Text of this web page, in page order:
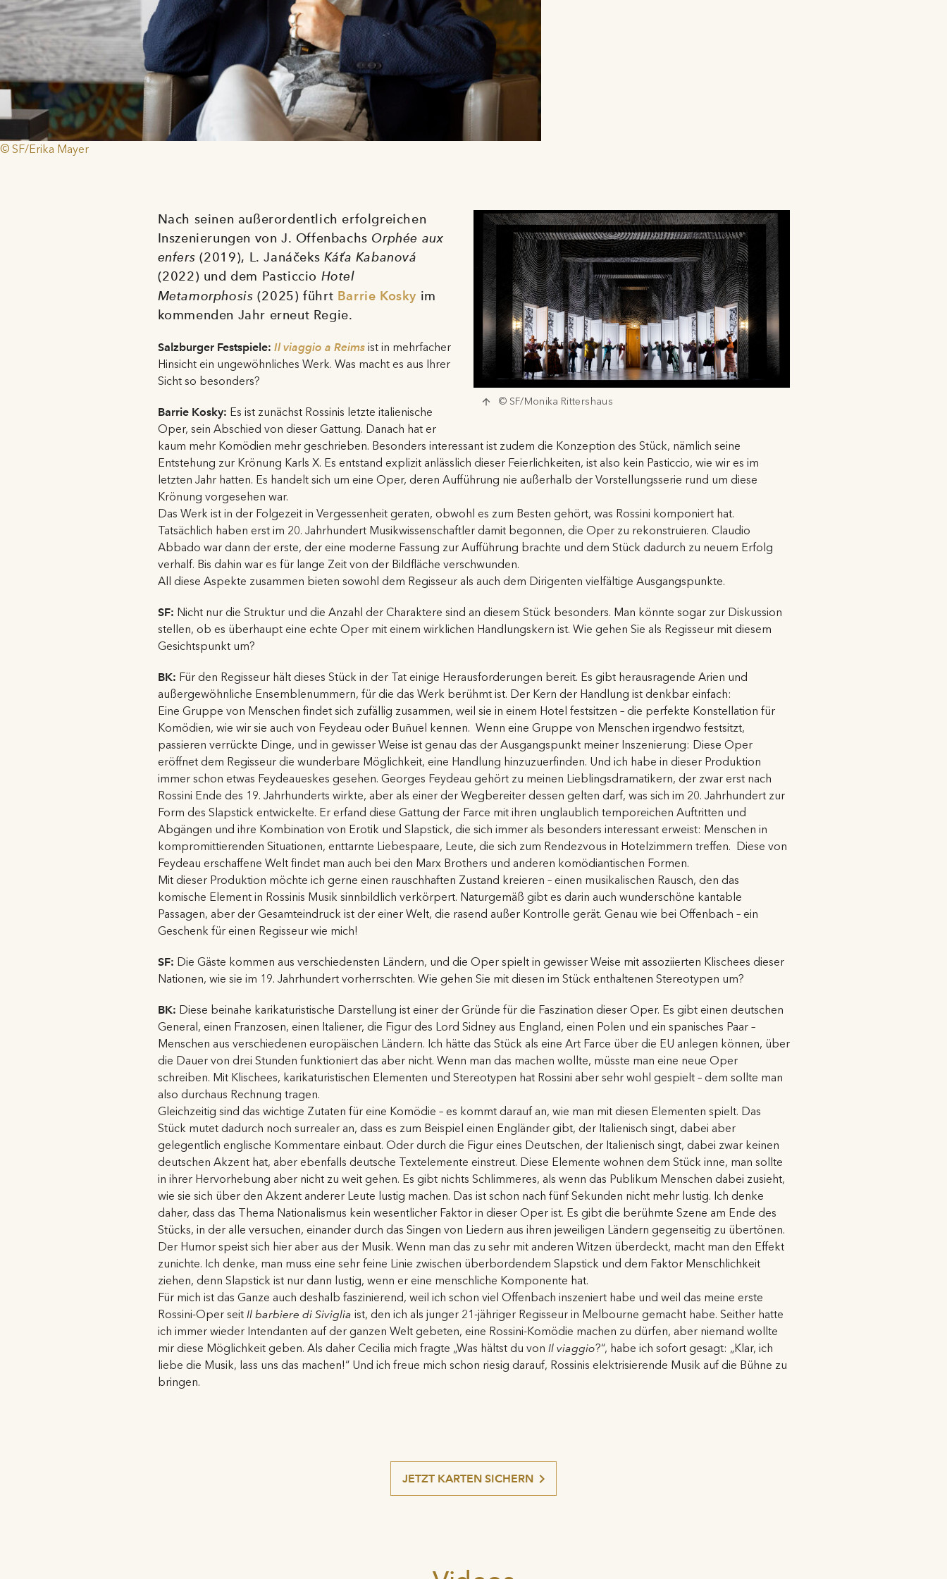
© SF/Erika Mayer
© SF/Monika Rittershaus
Nach seinen außerordentlich erfolgreichen
Inszenierungen von J. Offenbachs Orphée aux
enfers (2019), L. Janáčeks Káťa Kabanová
(2022) und dem Pasticcio Hotel
Metamorphosis (2025) führt Barrie Kosky im
kommenden Jahr erneut Regie.
Salzburger Festspiele: Il viaggio a Reimsist in mehrfacher
Hinsicht ein ungewöhnliches Werk. Was macht es aus Ihrer
Sicht so besonders?
Barrie Kosky: Es ist zunächst Rossinis letzte italienische
Oper, sein Abschied von dieser Gattung. Danach hat er
kaum mehr Komödien mehr geschrieben. Besonders interessant ist zudem die Konzeption des Stück, nämlich seine
Entstehung zur Krönung Karls X. Es entstand explizit anlässlich dieser Feierlichkeiten, ist also kein Pasticcio, wie wir es im
letzten Jahr hatten. Es handelt sich um eine Oper, deren Aufführung nie außerhalb der Vorstellungsserie rund um diese
Krönung vorgesehen war.
Das Werk ist in der Folgezeit in Vergessenheit geraten, obwohl es zum Besten gehört, was Rossini komponiert hat.
Tatsächlich haben erst im 20. Jahrhundert Musikwissenschaftler damit begonnen, die Oper zu rekonstruieren. Claudio
Abbado war dann der erste, der eine moderne Fassung zur Aufführung brachte und dem Stück dadurch zu neuem Erfolg
verhalf. Bis dahin war es für lange Zeit von der Bildfläche verschwunden.
All diese Aspekte zusammen bieten sowohl dem Regisseur als auch dem Dirigenten vielfältige Ausgangspunkte.
SF: Nicht nur die Struktur und die Anzahl der Charaktere sind an diesem Stück besonders. Man könnte sogar zur Diskussion
stellen, ob es überhaupt eine echte Oper mit einem wirklichen Handlungskern ist. Wie gehen Sie als Regisseur mit diesem
Gesichtspunkt um?
BK: Für den Regisseur hält dieses Stück in der Tat einige Herausforderungen bereit. Es gibt herausragende Arien und
außergewöhnliche Ensemblenummern, für die das Werk berühmt ist. Der Kern der Handlung ist denkbar einfach:
Eine Gruppe von Menschen findet sich zufällig zusammen, weil sie in einem Hotel festsitzen – die perfekte Konstellation für
Komödien, wie wir sie auch von Feydeau oder Buñuel kennen. Wenn eine Gruppe von Menschen irgendwo festsitzt,
passieren verrückte Dinge, und in gewisser Weise ist genau das der Ausgangspunkt meiner Inszenierung: Diese Oper
eröffnet dem Regisseur die wunderbare Möglichkeit, eine Handlung hinzuzuerfinden. Und ich habe in dieser Produktion
immer schon etwas Feydeaueskes gesehen. Georges Feydeau gehört zu meinen Lieblingsdramatikern, der zwar erst nach
Rossini Ende des 19. Jahrhunderts wirkte, aber als einer der Wegbereiter dessen gelten darf, was sich im 20. Jahrhundert zur
Form des Slapstick entwickelte. Er erfand diese Gattung der Farce mit ihren unglaublich temporeichen Auftritten und
Abgängen und ihre Kombination von Erotik und Slapstick, die sich immer als besonders interessant erweist: Menschen in
kompromittierenden Situationen, enttarnte Liebespaare, Leute, die sich zum Rendezvous in Hotelzimmern treffen. Diese von
Feydeau erschaffene Welt findet man auch bei den Marx Brothers und anderen komödiantischen Formen.
Mit dieser Produktion möchte ich gerne einen rauschhaften Zustand kreieren – einen musikalischen Rausch, den das
komische Element in Rossinis Musik sinnbildlich verkörpert. Naturgemäß gibt es darin auch wunderschöne kantable
Passagen, aber der Gesamteindruck ist der einer Welt, die rasend außer Kontrolle gerät. Genau wie bei Offenbach – ein
Geschenk für einen Regisseur wie mich!
SF: Die Gäste kommen aus verschiedensten Ländern, und die Oper spielt in gewisser Weise mit assoziierten Klischees dieser
Nationen, wie sie im 19. Jahrhundert vorherrschten. Wie gehen Sie mit diesen im Stück enthaltenen Stereotypen um?
BK: Diese beinahe karikaturistische Darstellung ist einer der Gründe für die Faszination dieser Oper. Es gibt einen deutschen
General, einen Franzosen, einen Italiener, die Figur des Lord Sidney aus England, einen Polen und ein spanisches Paar –
Menschen aus verschiedenen europäischen Ländern. Ich hätte das Stück als eine Art Farce über die EU anlegen können, über
die Dauer von drei Stunden funktioniert das aber nicht. Wenn man das machen wollte, müsste man eine neue Oper
schreiben. Mit Klischees, karikaturistischen Elementen und Stereotypen hat Rossini aber sehr wohl gespielt – dem sollte man
also durchaus Rechnung tragen.
Gleichzeitig sind das wichtige Zutaten für eine Komödie – es kommt darauf an, wie man mit diesen Elementen spielt. Das
Stück mutet dadurch noch surrealer an, dass es zum Beispiel einen Engländer gibt, der Italienisch singt, dabei aber
gelegentlich englische Kommentare einbaut. Oder durch die Figur eines Deutschen, der Italienisch singt, dabei zwar keinen
deutschen Akzent hat, aber ebenfalls deutsche Textelemente einstreut. Diese Elemente wohnen dem Stück inne, man sollte
in ihrer Hervorhebung aber nicht zu weit gehen. Es gibt nichts Schlimmeres, als wenn das Publikum Menschen dabei zusieht,
wie sie sich über den Akzent anderer Leute lustig machen. Das ist schon nach fünf Sekunden nicht mehr lustig. Ich denke
daher, dass das Thema Nationalismus kein wesentlicher Faktor in dieser Oper ist. Es gibt die berühmte Szene am Ende des
Stücks, in der alle versuchen, einander durch das Singen von Liedern aus ihren jeweiligen Ländern gegenseitig zu übertönen.
Der Humor speist sich hier aber aus der Musik. Wenn man das zu sehr mit anderen Witzen überdeckt, macht man den Effekt
zunichte. Ich denke, man muss eine sehr feine Linie zwischen überbordendem Slapstick und dem Faktor Menschlichkeit
ziehen, denn Slapstick ist nur dann lustig, wenn er eine menschliche Komponente hat.
Für mich ist das Ganze auch deshalb faszinierend, weil ich schon viel Offenbach inszeniert habe und weil das meine erste
Rossini-Oper seit Il barbiere di Siviglia ist, den ich als junger 21-jähriger Regisseur in Melbourne gemacht habe. Seither hatte
ich immer wieder Intendanten auf der ganzen Welt gebeten, eine Rossini-Komödie machen zu dürfen, aber niemand wollte
mir diese Möglichkeit geben. Als daher Cecilia mich fragte „Was hältst du von Il viaggio?“, habe ich sofort gesagt: „Klar, ich
liebe die Musik, lass uns das machen!“ Und ich freue mich schon riesig darauf, Rossinis elektrisierende Musik auf die Bühne zu
bringen.
JETZT KARTEN SICHERN